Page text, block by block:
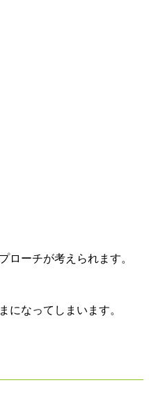
ローチが考えられます。
になってしまいます。